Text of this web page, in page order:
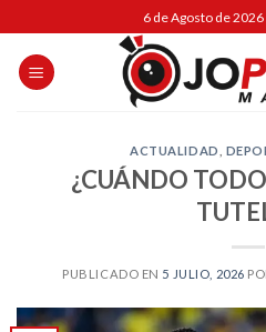
to
content
6 de Agosto de 2026
ACTUALIDAD
¿CUÁNDO
PUBLICADO EN 5 JULIO, 2026